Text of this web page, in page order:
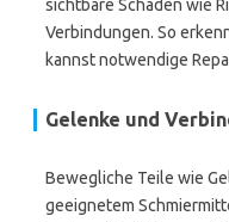
sichtbare Schäden wie
Verbindungen. So
kannst notwendige
Gelenke und
Bewegliche Teile wie
geeignetem